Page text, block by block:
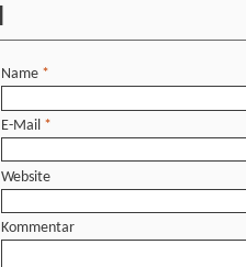
Name *
E-Mail *
Website
Kommentar